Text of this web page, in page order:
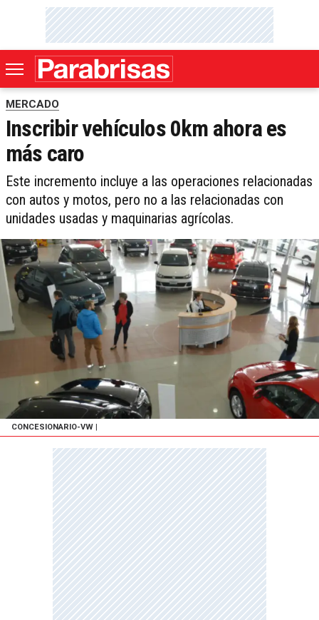
MERCADO
Inscribir vehículos 0km ahora es
más caro
Este incremento incluye a las operaciones relacionadas
con autos y motos, pero no a las relacionadas con
unidades usadas y maquinarias agrícolas.
CONCESIONARIO-VW